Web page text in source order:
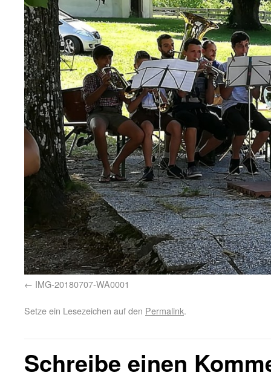
IMG-20180707-WA0001
Setze ein Lesezeichen auf den Permalink.
Schreibe einen